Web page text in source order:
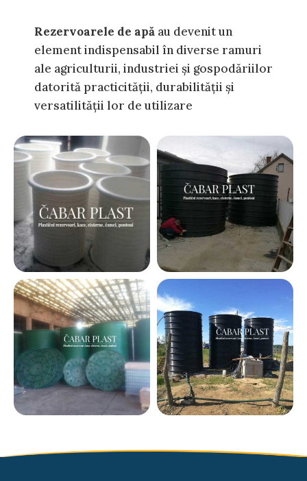
Rezervoarele de apă au devenit un
element indispensabil în diverse ramuri
ale agriculturii, industriei și gospodăriilor
datorită practicității, durabilității și
versatilității lor de utilizare